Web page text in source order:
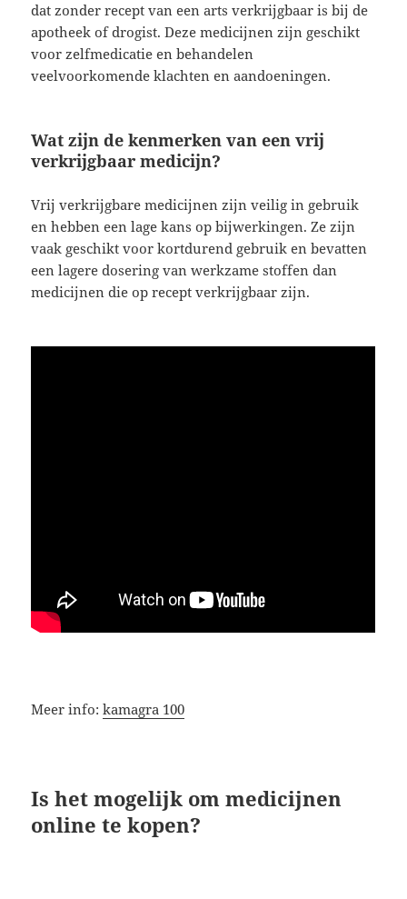
dat zonder recept van een arts verkrijgbaar is bij de
apotheek of drogist. Deze medicijnen zijn geschikt
voor zelfmedicatie en behandelen
veelvoorkomende klachten en aandoeningen.
Wat zijn de kenmerken van een vrij
verkrijgbaar medicijn?
Vrij verkrijgbare medicijnen zijn veilig in gebruik
en hebben een lage kans op bijwerkingen. Ze zijn
vaak geschikt voor kortdurend gebruik en bevatten
een lagere dosering van werkzame stoffen dan
medicijnen die op recept verkrijgbaar zijn.
Meer info:kamagra 100
Is het mogelijk om medicijnen
online te kopen?